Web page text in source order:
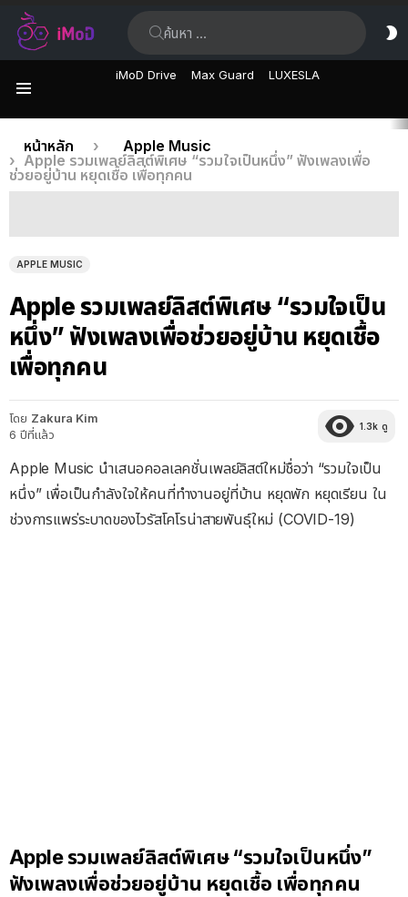
iMoD Drive Max Guard LUXESLA
เรื่อง
ล่าสุด
คุณอยู่ที่นี่:
หน้าหลัก
Apple Music
Apple รวมเพลย์ลิสต์พิเศษ “รวมใจเป็นหนึ่ง” ฟังเพลงเพื่อ
ช่วยอยู่บ้าน หยุดเชื้อ เพื่อทุกคน
APPLE MUSIC
Apple รวมเพลย์ลิสต์พิเศษ “รวมใจเป็น
หนึ่ง” ฟังเพลงเพื่อช่วยอยู่บ้าน หยุดเชื้อ
เพื่อทุกคน
โดย Zakura Kim
6 ปีที่แล้ว
1.3k ดู
Apple Music นำเสนอคอลเลคชั่นเพลย์ลิสต์ใหม่ชื่อว่า “รวมใจเป็น
หนึ่ง” เพื่อเป็นกำลังใจให้คนที่ทำงานอยู่ที่บ้าน หยุดพัก หยุดเรียน ใน
ช่วงการแพร่ระบาดของไวรัสโคโรน่าสายพันธุ์ใหม่ (COVID-19)
Apple รวมเพลย์ลิสต์พิเศษ “รวมใจเป็นหนึ่ง”
ฟังเพลงเพื่อช่วยอยู่บ้าน หยุดเชื้อ เพื่อทุกคน